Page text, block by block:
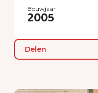
Bouwjaar
2005
Delen